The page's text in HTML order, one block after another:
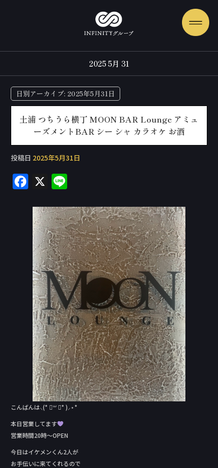
2025 5月 31
日別アーカイブ: 2025年5月31日
土浦 つちうら横丁 MOON BAR Lounge アミュ
ーズメントBAR シー シャ カラオケ お酒
投稿日 2025年5月31日
F
c
e
b
o
o
k
X
e
こんばんは⸜(* ॑꒳ ॑* )⸝⋆*
本日営業してます
営業時間20時〜OPEN
今日はイケメンくん2人が
お手伝いに来てくれるので